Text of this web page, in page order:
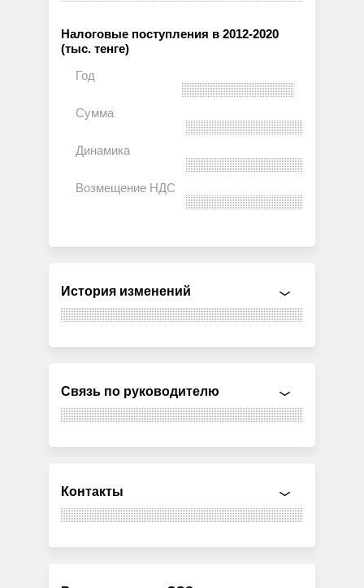
Налоговые поступления в 2012-2020
(тыс. тенге)
История изменений
Связь по руководителю
Контакты